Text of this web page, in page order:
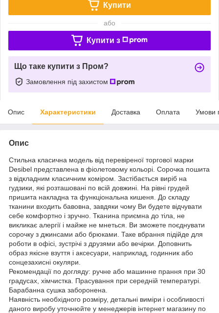
Купити
або
Купити з
Що таке купити з Пром?
Замовлення під захистом
Опис Характеристики Доставка Оплата Умови
Опис
Стильна класична модель від перевіреної торгової марки
Desibel представлена в фіолетовому кольорі. Сорочка пошита
з відкладним класичним коміром. Застібається виріб на
гудзики, які розташовані по всій довжині. На рівні грудей
пришита накладна та функціональна кишеня. До складу
тканини входить бавовна, завдяки чому Ви будете відчувати
себе комфортно і зручно. Тканина приємна до тіла, не
викликає алергії і майже не мнеться. Ви зможете поєднувати
сорочку з джинсами або брюками. Таке вбрання підійде для
роботи в офісі, зустрічі з друзями або вечірки. Доповнить
образ якісне взуття і аксесуари, наприклад, годинник або
сонцезахисні окуляри.
Рекомендації по догляду: ручне або машинне прання при 30
градусах, хімчистка. Прасування при середній температурі.
Барабанна сушка заборонена.
Наявність необхідного розміру, детальні виміри і особливості
даного виробу уточнюйте у менеджерів інтернет магазину по